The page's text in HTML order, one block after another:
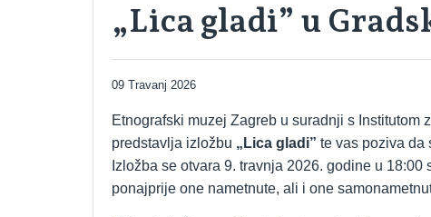
„Lica gladi” u
09 Travanj 2026
Etnografski muzej Zagreb u suradnji s
predstavlja izložbu „Lica gladi” te vas poziva da
Izložba se otvara 9. travnja 2026. godine u
ponajprije one nametnute, ali i one